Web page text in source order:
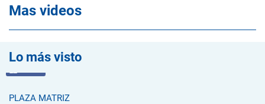
Mas videos
Lo más visto
PLAZA MATRIZ